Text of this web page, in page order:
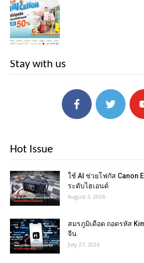
Stay with us
Hot Issue
ใช้ AI ช่วยโฟกัส Canon
ระดับไฮเอนด์
August 3, 2026
สมรภูมิเดือด ถอดรหัส
จีน
July 27, 2026